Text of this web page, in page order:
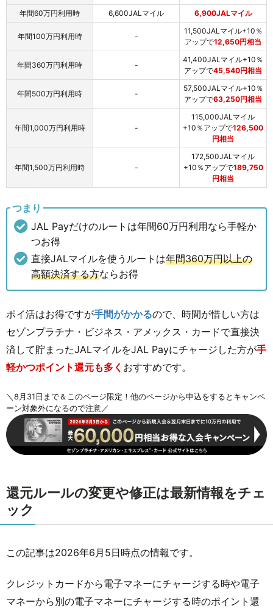
年間60万円利用時 6,600JALマイル 6,900JALマイル
年間100万円利用時 -
11,500JALマイル+10％
アップで12,650円相当
年間360万円利用時 -
41,400JALマイル+10％
アップで45,540円相当
年間500万円利用時 -
57,500JALマイル+10％
アップで63,250円相当
年間1,000万円利用時 -
115,000JALマイル
+10％アップで126,500
円相当
年間1,500万円利用時 -
172,500JALマイル
+10％アップで189,750
円相当
つまり
JAL Payだけのルートは年間60万円利用なら手軽か
つお得
直接JALマイルを使うルートは年間360万円以上の
高額決済する方ならお得
ポイ活はお得ですが手間がかかるので、時間が惜しい方は
セゾンプラチナ・ビジネス・アメックス・カードで直接決
済して貯まったJALマイルをJAL Payにチャージした方が手
軽かつポイント還元も多く おすすめです。
＼8月31日まで＆このページ限定！他のページから申込をするとキャンペ
ーン対象外になるので注意／
還元ルールの変更や修正は最新情報をチェ
ック
この記事は2026年6月5日時点の情報です。
クレジットカードから電子マネーにチャージする時や電子
マネーから別の電子マネーにチャージする時のポイント還